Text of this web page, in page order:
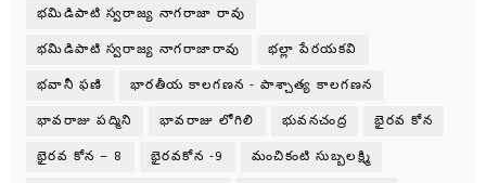
భమిడిపాటి స్వరాజ్య నాగరాజా రావు
భమిడిపాటి స్వరాజ్య నాగరాజారావు భల్లా పేరయకవి
భవానీ ఫణి భారతీయ కాలగణన - పాశ్చాత్య కాలగణన
భావరాజు పద్మిని భావరాజు లోగిలి భువనచంద్ర భైరవ కోన
భైరవ కోన – 8 భైరవకోన -9 మంచికంటి సుబ్బలక్ష్మి